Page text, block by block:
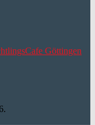
Göttingen